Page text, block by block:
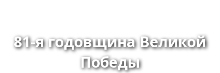
81-я годовщина Великой
Победы